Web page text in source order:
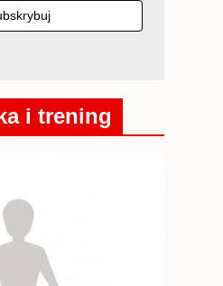
i trening